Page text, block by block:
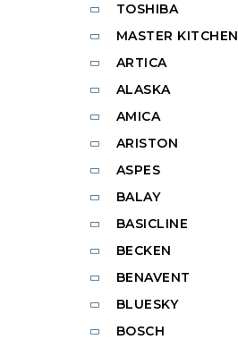
TOSHIBA
MASTER KITCHEN
ARTICA
ALASKA
AMICA
ARISTON
ASPES
BALAY
BASICLINE
BECKEN
BENAVENT
BLUESKY
BOSCH